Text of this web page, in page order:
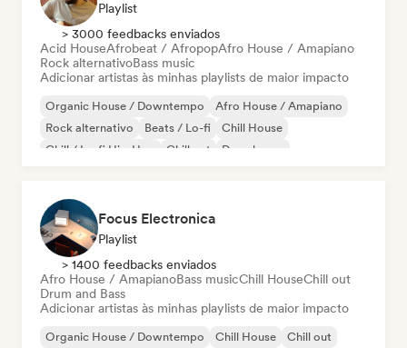
Playlist
> 3000 feedbacks enviados
Acid HouseAfrobeat / AfropopAfro House / Amapiano
Rock alternativoBass music
Adicionar artistas às minhas playlists de maior impacto
Organic House / Downtempo
Afro House / Amapiano
Rock alternativo
Beats / Lo-fi
Chill House
Chill / Lo-fi Hip-Hop
Chill out Deep house
Focus Electronica
Playlist
> 1400 feedbacks enviados
Afro House / AmapianoBass musicChill HouseChill out
Drum and Bass
Adicionar artistas às minhas playlists de maior impacto
Organic House / Downtempo Chill House Chill out